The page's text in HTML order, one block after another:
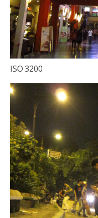
ISO 3200